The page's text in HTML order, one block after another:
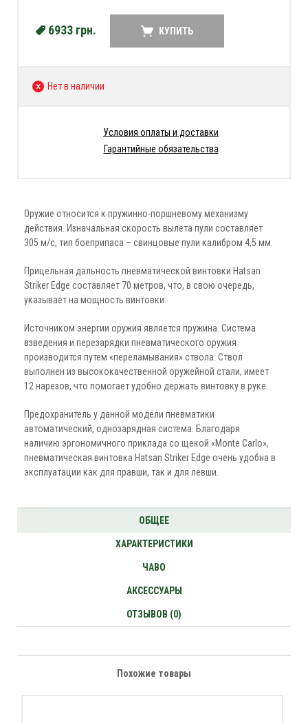
Оружие относится к пружинно-поршневому механизму
действия. Изначальная скорость вылета пули составляет
305 м/с, тип боеприпаса – свинцовые пули калибром 4,5 мм.
Прицельная дальность пневматической винтовки Hatsan
Striker Edge составляет 70 метров, что, в свою очередь,
указывает на мощность винтовки.
Источником энергии оружия является пружина. Система
взведения и перезарядки пневматического оружия
производится путем «переламывания» ствола. Ствол
выполнен из высококачественной оружейной стали, имеет
12 нарезов, что помогает удобно держать винтовку в руке.
Предохранитель у данной модели пневматики
автоматический, однозарядная система. Благодаря
наличию эргономичного приклада со щекой «Monte Carlo»,
пневматическая винтовка Hatsan Striker Edge очень удобна в
эксплуатации как для правши, так и для левши.
6933 грн. КУПИТЬ
Нет в наличии
Условия оплаты и доставки
Гарантийные обязательства
ОБЩЕЕ
ХАРАКТЕРИСТИКИ
ЧАВО
АКСЕССУАРЫ
ОТЗЫВОВ (0)
Похожие товары